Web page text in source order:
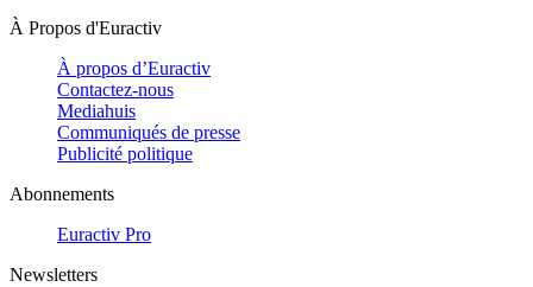
À Propos d'Euractiv
À propos d’Euractiv
Contactez-nous
Mediahuis
Communiqués de presse
Publicité politique
Abonnements
Euractiv Pro
Newsletters